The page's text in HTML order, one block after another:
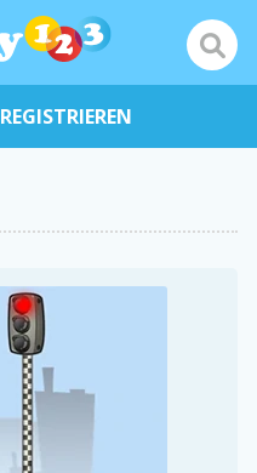
REGISTRIEREN